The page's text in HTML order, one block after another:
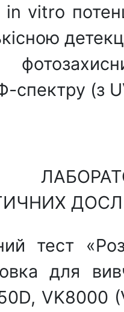
vitro
спектру (з
тест
для
VK8000